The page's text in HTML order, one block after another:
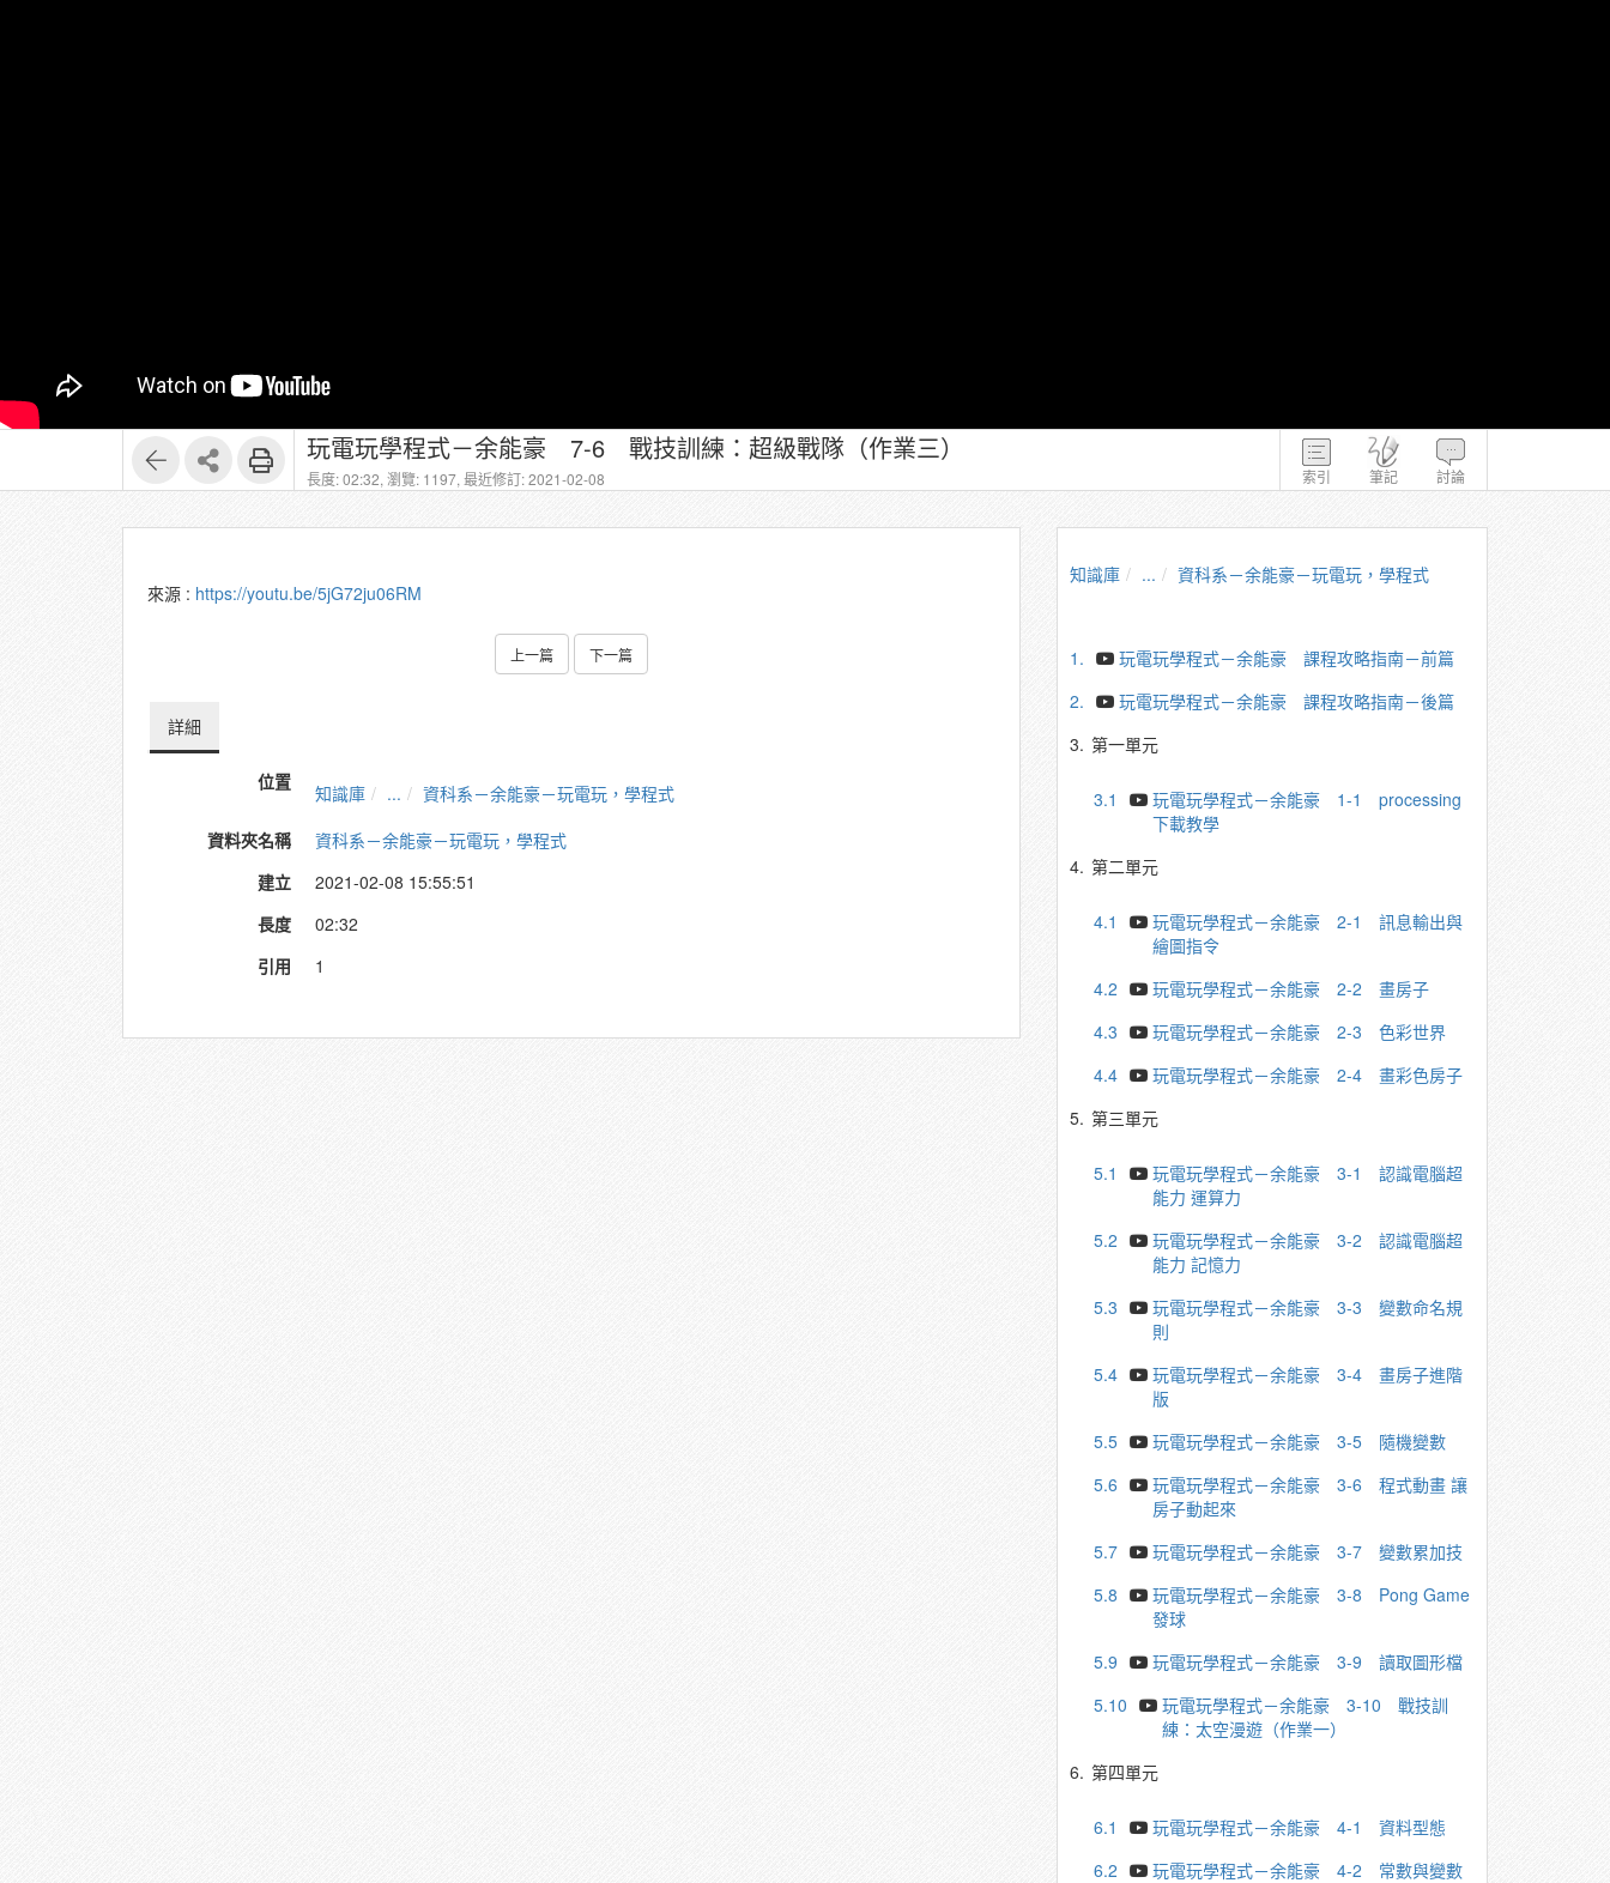
索引 筆記 討論
玩電玩學程式－余能豪 7-6 戰技訓練：超級戰隊（作業三）
長度: 02:32, 瀏覽: 1197, 最近修訂: 2021-02-08
來源 : https://youtu.be/5jG72ju06RM
上一篇 下一篇
詳細
位置 知識庫 ...
資科系－余能豪－玩電玩，學程式
資料夾名稱
資科系－余能豪－玩電玩，學程式
建立
2021-02-08 15:55:51
長度
02:32
引用
1
知識庫 ... 資科系－余能豪－玩電玩，學程式
1.
玩電玩學程式－余能豪 課程攻略指南－前篇
2.
玩電玩學程式－余能豪 課程攻略指南－後篇
3. 第一單元
3.1
玩電玩學程式－余能豪 1-1 processing
下載教學
4. 第二單元
4.1
玩電玩學程式－余能豪 2-1 訊息輸出與
繪圖指令
4.2
玩電玩學程式－余能豪 2-2 畫房子
4.3
玩電玩學程式－余能豪 2-3 色彩世界
4.4
玩電玩學程式－余能豪 2-4 畫彩色房子
5. 第三單元
5.1
玩電玩學程式－余能豪 3-1 認識電腦超
能力 運算力
5.2
玩電玩學程式－余能豪 3-2 認識電腦超
能力 記憶力
5.3
玩電玩學程式－余能豪 3-3 變數命名規
則
5.4
玩電玩學程式－余能豪 3-4 畫房子進階
版
5.5
玩電玩學程式－余能豪 3-5 隨機變數
5.6
玩電玩學程式－余能豪 3-6 程式動畫 讓
房子動起來
5.7
玩電玩學程式－余能豪 3-7 變數累加技
5.8
玩電玩學程式－余能豪 3-8 Pong Game
發球
5.9
玩電玩學程式－余能豪 3-9 讀取圖形檔
5.10
玩電玩學程式－余能豪 3-10 戰技訓
練：太空漫遊（作業一）
6. 第四單元
6.1
玩電玩學程式－余能豪 4-1 資料型態
6.2
玩電玩學程式－余能豪 4-2 常數與變數